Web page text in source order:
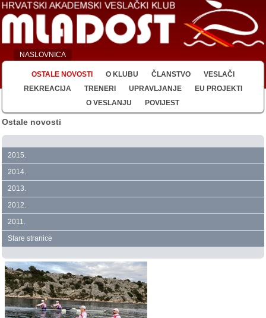
NASLOVNICA
OSTALE NOVOSTI O KLUBU ČLANSTVO
VESLAČI
REKREACIJA
TRENERI UPRAVLJANJE
EU PROJEKTI
O VESLANJU
POVIJEST
Ostale novosti
2015.
2014.
2013.
2012.
2011.
Stare stranice